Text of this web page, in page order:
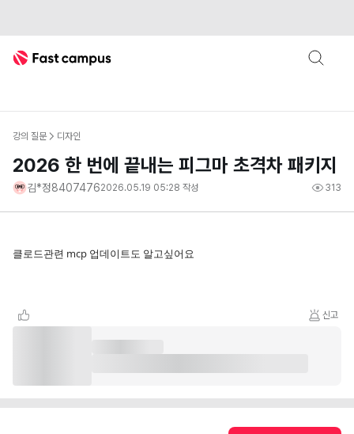
Fast Campus
강의 질문 디자인
2026 한 번에 끝내는 피그마 초격차 패키지
김*정84074762026.05.19 05:28 작성 313
클로드관련 mcp 업데이트도 알고싶어요
신고